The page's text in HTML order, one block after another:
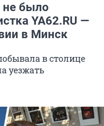
не было
YA62.RU —
в Минск
в столице
уезжать